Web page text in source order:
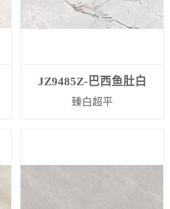
JZ9485Z-巴西鱼肚白
臻白超平